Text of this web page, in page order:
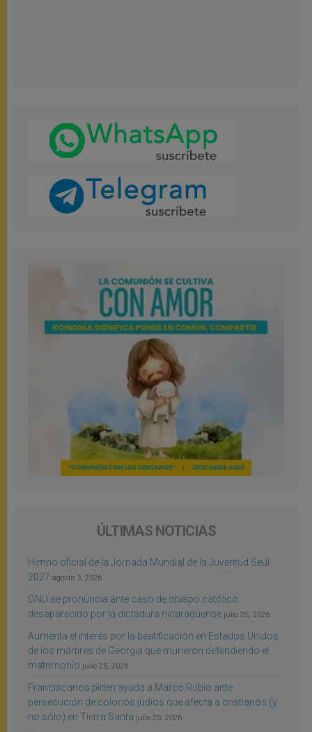
ÚLTIMAS NOTICIAS
Himno oficial de la Jornada Mundial de la Juventud Seúl
2027 agosto 3, 2026
ONU se pronuncia ante caso de obispo católico
desaparecido por la dictadura nicaragüense julio 25, 2026
Aumenta el interés por la beatificación en Estados Unidos
de los mártires de Georgia que murieron defendiendo el
matrimonio julio 25, 2026
Franciscanos piden ayuda a Marco Rubio ante
persecución de colonos judíos que afecta a cristianos (y
no sólo) en Tierra Santa julio 25, 2026